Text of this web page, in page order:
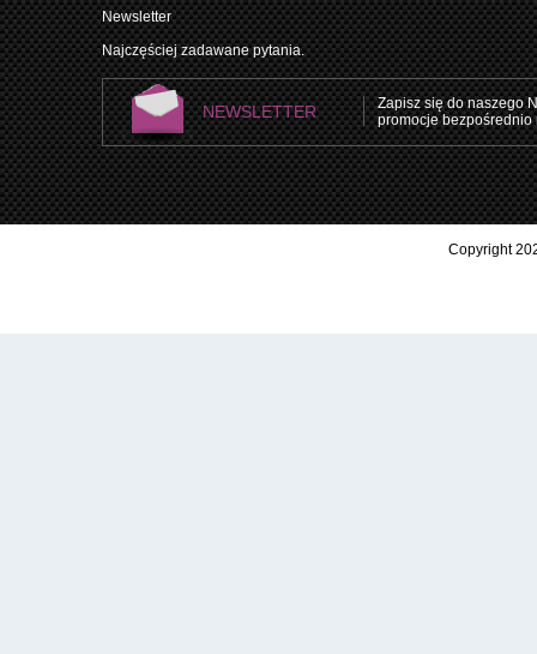
Newsletter
Najczęściej zadawane pytania.
NEWSLETTER
Zapisz się do naszego
promocje bezpośrednio
Copyright